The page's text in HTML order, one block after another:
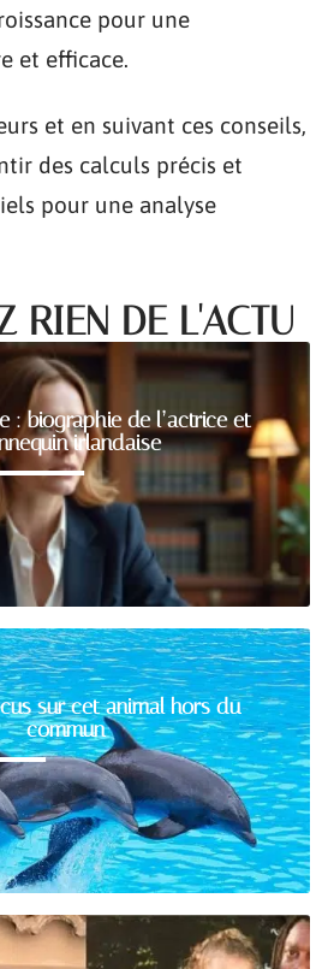
pour une
et efficace.
et en suivant ces conseils,
des calculs précis et
pour une analyse
RIEN DE L'ACTU
: biographie de l’actrice et
irlandaise
sur cet animal hors du
commun